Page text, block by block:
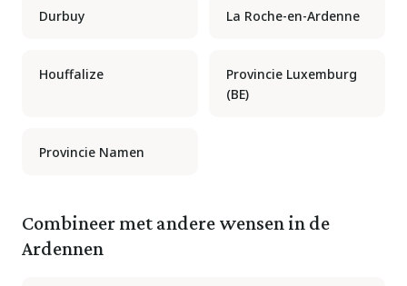
Durbuy La Roche-en-Ardenne
Houffalize
Provincie Luxemburg
(BE)
Provincie Namen
Combineer met andere wensen in de
Ardennen